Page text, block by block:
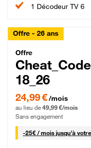
1 Décodeur TV 6
Offre - 26 ans
Cheat_Code
Offre
Cheat_Code
18_26
24,99 € par mois pendant 0
24,99 €/mois
au lieu de 49,99 €/mois
Sans engagement
-25€ / mois25 € par mois
jusqu'à